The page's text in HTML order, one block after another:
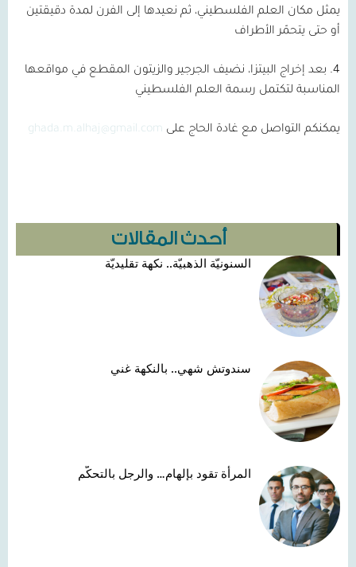
أحدث المقالات
السنونيّة الذهبيّة.. نكهة تقليديّة
سندوتش شهي.. بالنكهة غني
المرأة تقود بإلهام… والرجل بالتحكّم
يمثل مكان العلم الفلسطيني، ثم نعيدها إلى الفرن لمدة دقيقتين
أو حتى يتحمّر الأطراف
4. بعد إخراج البيتزا، نضيف الجرجير والزيتون المقطع في مواقعها
المناسبة لتكتمل رسمة العلم الفلسطيني
يمكنكم التواصل مع غادة الحاج على ghada.m.alhaj@gmail.com